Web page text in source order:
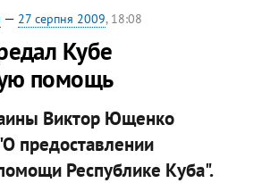
— 27 серпня 2009, 18:08
Кубе
помощь
Виктор Ющенко
предоставлении
Республике Куба".